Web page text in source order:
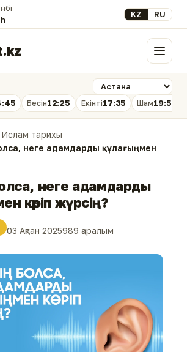
Select your
KZ RU
Мәзір
Бесін12:25 Екінті17:35 Шам19:54
Ислам тарихы
неге адамдарды құлағыңмен
болса, неге адамдарды
көріп жүрсің?
03 Ақпан 2025989 қаралым